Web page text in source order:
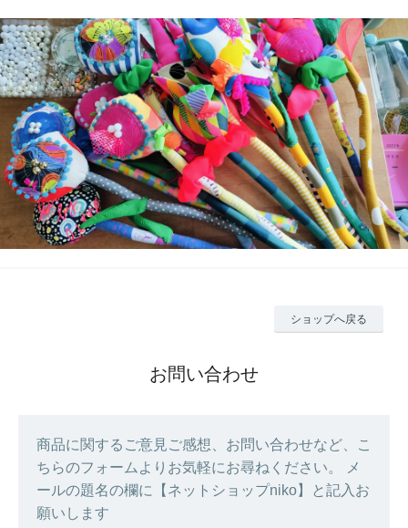
ショップへ戻る
お問い合わせ
商品に関するご意見ご感想、お問い合わせなど、こ
ちらのフォームよりお気軽にお尋ねください。 メ
ールの題名の欄に【ネットショップniko】と記入お
願いします